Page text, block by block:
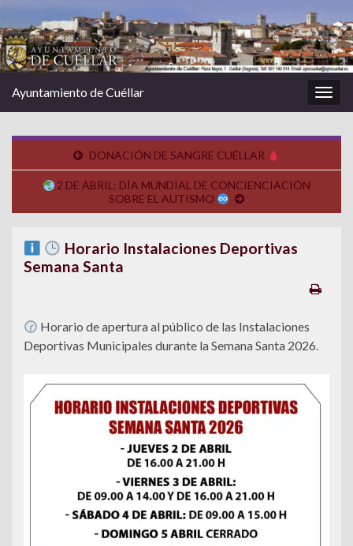
la
Ayuntamiento de Cuéllar
DONACIÓN DE SANGRE CUÉLLAR
2 DE ABRIL: DÍA MUNDIAL DE CONCIENCIACIÓN
SOBRE EL AUTISMO
Horario Instalaciones Deportivas
Semana Santa
Horario de apertura al público de las Instalaciones
Deportivas Municipales durante la Semana Santa 2026.